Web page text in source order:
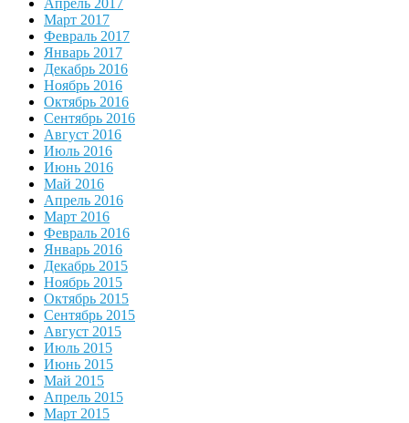
Апрель 2017
Март 2017
Февраль 2017
Январь 2017
Декабрь 2016
Ноябрь 2016
Октябрь 2016
Сентябрь 2016
Август 2016
Июль 2016
Июнь 2016
Май 2016
Апрель 2016
Март 2016
Февраль 2016
Январь 2016
Декабрь 2015
Ноябрь 2015
Октябрь 2015
Сентябрь 2015
Август 2015
Июль 2015
Июнь 2015
Май 2015
Апрель 2015
Март 2015